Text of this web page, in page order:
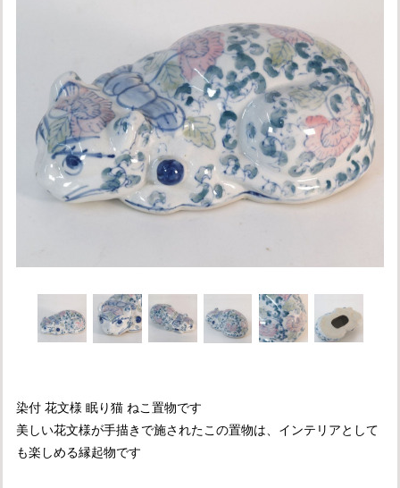
染付 花文様 眠り猫 ねこ置物です
美しい花文様が手描きで施されたこの置物は、インテリアとして
も楽しめる縁起物です